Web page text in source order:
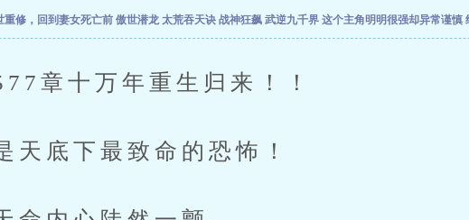
重修，回到妻女死亡前 傲世潜龙太荒吞天诀 战神狂飙 武逆九千界 这个主角明明很强却异常谨慎
十万年重生归来！！
下最致命的恐怖！